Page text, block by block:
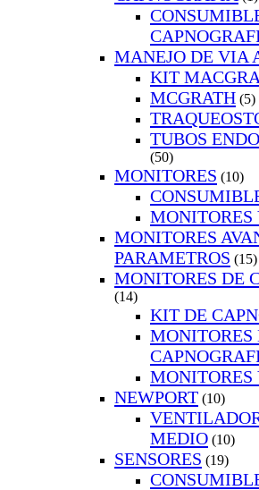
MANEJO DE VIA
KIT
MCGRATH (5)
TUBOS
(50)
MONITORES (10)
MONITORES
MONITORES
PARAMETROS (15)
MONITORES DE
(14)
KIT DE
MONITORES
MONITORES
NEWPORT (10)
MEDIO (10)
SENSORES (19)